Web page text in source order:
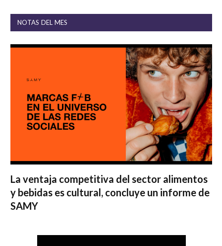
NOTAS DEL MES
La ventaja competitiva del sector alimentos
y bebidas es cultural, concluye un informe de
SAMY